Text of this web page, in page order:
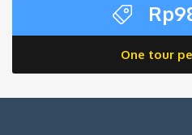
Rp
One tour